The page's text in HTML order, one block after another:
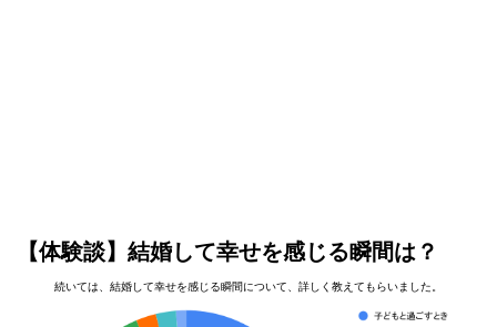
【体験談】結婚して幸せを感じる瞬間は？
続いては、結婚して幸せを感じる瞬間について、詳しく教えてもらいました。